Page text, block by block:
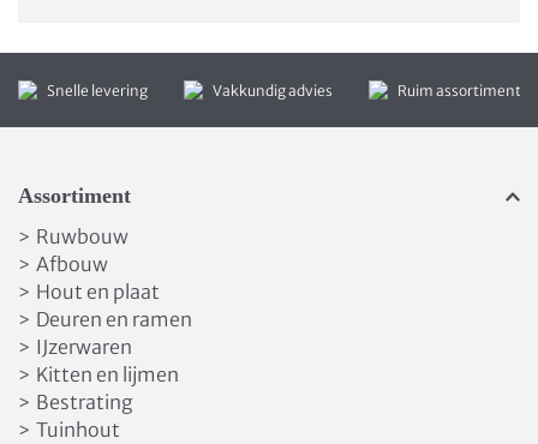
Snelle levering Vakkundig advies Ruim assortiment
Assortiment
> Ruwbouw
> Afbouw
> Hout en plaat
> Deuren en ramen
> IJzerwaren
> Kitten en lijmen
> Bestrating
> Tuinhout